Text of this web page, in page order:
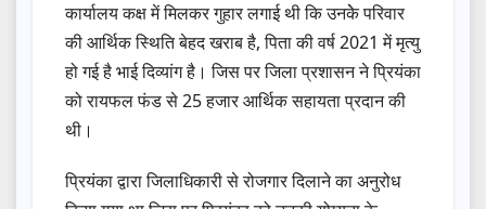
कार्यालय कक्ष में मिलकर गुहार लगाई थी कि उनकेे परिवार
की आर्थिक स्थिति बेहद खराब है, पिता की वर्ष 2021 में मृत्यु
हो गई है भाई दिव्यांग है। जिस पर जिला प्रशासन ने प्रियंका
को रायफल फंड से 25 हजार आर्थिक सहायता प्रदान की
थी।
प्रियंका द्वारा जिलाधिकारी से रोजगार दिलाने का अनुरोध